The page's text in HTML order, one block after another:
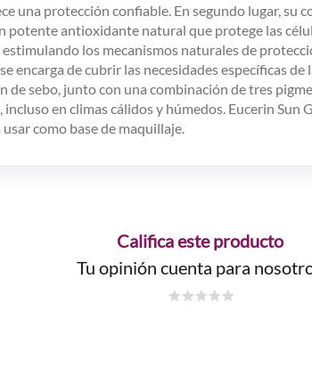
una protección confiable. En segundo lugar,
potente antioxidante natural que protege las
los mecanismos naturales de
encarga de cubrir las necesidades específicas
de sebo, junto con una combinación de tres
en climas cálidos y húmedos. Eucerin Sun
como base de maquillaje.
Califica este producto
Tu opinión cuenta para